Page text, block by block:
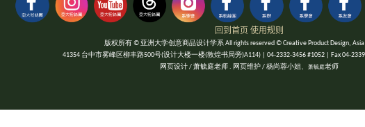
回到首页使用规则
版权所有 © 亚洲大学创意商品设计学系 All rights reserved © Creative Product Design, Asia
41354 台中市雾峰区柳丰路500号(设计大楼一楼(敦煌书局旁)A114) | 04-2332-3456 #1052 | Fax 04-
网页设计 / 萧毓庭老师 . 网页维护 / 杨尚蓉小姐、 萧毓庭老师